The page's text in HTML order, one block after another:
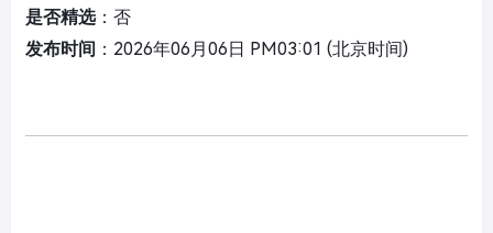
是否精选：否
发布时间 ：2026年06月06日 PM03:01 (北京时间)